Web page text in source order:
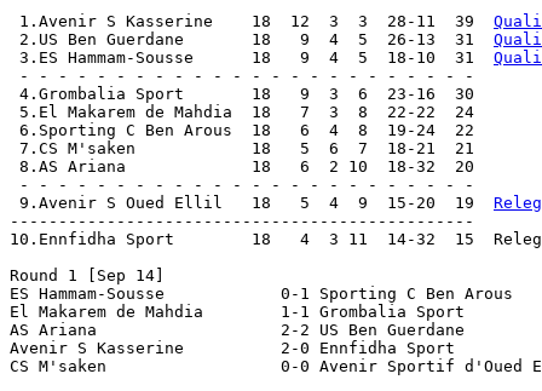
1.Avenir S Kasserine    18  12  3  3  28-11  39
2.US Ben Guerdane       18   9  4  5  26-13  31
3.ES Hammam-Sousse      18   9  4  5  18-10  31
- - - - - - - - - - - - - - - - - - - - - - - -
4.Grombalia Sport       18   9  3  6  23-16  30
5.El Makarem de Mahdia  18   7  3  8  22-22  24
6.Sporting C Ben Arous	 18   6  4  8  19-24  22
7.CS M'saken            18   5  6  7  18-21  21
8.AS Ariana             18   6  2 10  18-32  20
- - - - - - - - - - - - - - - - - - - - - - - -
9.Avenir S Oued Ellil   18   5  4  9  15-20  19
------------------------------------------------
10.Ennfidha Sport        18   4  3 11  14-32  15
Round 1 [Sep 14]
ES Hammam-Sousse	    0-1 Sporting C Ben Arous
El Makarem de Mahdia	    1-1 Grombalia Sport
AS Ariana		    2-2 US Ben Guerdane
Avenir S Kasserine	    2-0 Ennfidha Sport
CS M'saken		    0-0 Avenir Sportif d'Oued Ellil